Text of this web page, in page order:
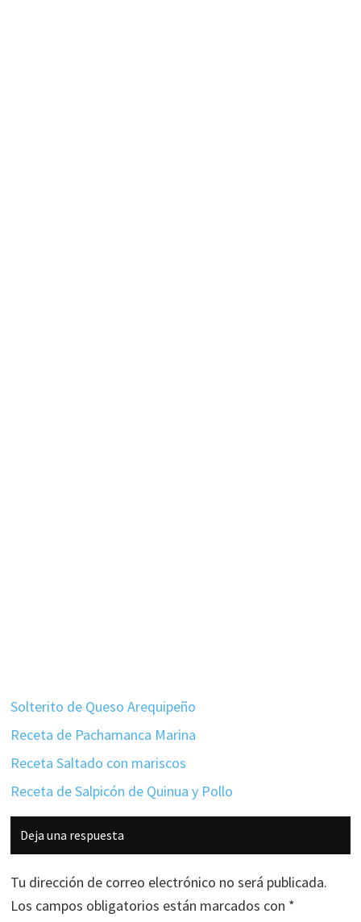
Solterito de Queso Arequipeño
Receta de Pachamanca Marina
Receta Saltado con mariscos
Receta de Salpicón de Quinua y Pollo
Interacciones
con
los
lectores
Deja una respuesta
Tu dirección de correo electrónico no será publicada.
Los campos obligatorios están marcados con *